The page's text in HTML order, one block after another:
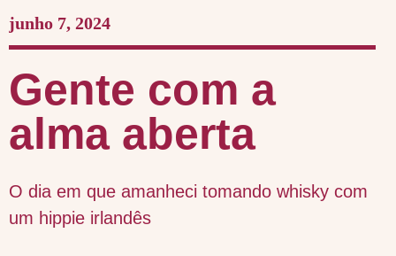
junho 7, 2024
Gente com a
alma aberta
O dia em que amanheci tomando whisky com
um hippie irlandês